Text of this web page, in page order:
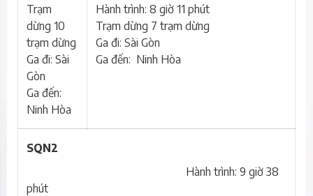
Trạm
dừng 10
trạm dừng
Ga đi: Sài
Gòn
Ga đến:
Ninh Hòa
Hành trình: 8 giờ 11 phút
Trạm dừng 7 trạm dừng
Ga đi: Sài Gòn
Ga đến: Ninh Hòa
SQN2
Hành trình: 9 giờ 38
phút